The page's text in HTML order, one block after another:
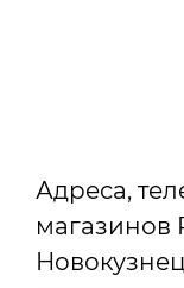
Адреса,
магазинов